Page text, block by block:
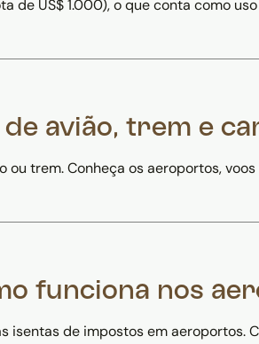
de US$ 1.000), o que conta como
avião, trem e
trem. Conheça os aeroportos,
funciona nos
isentas de impostos em aeroportos.